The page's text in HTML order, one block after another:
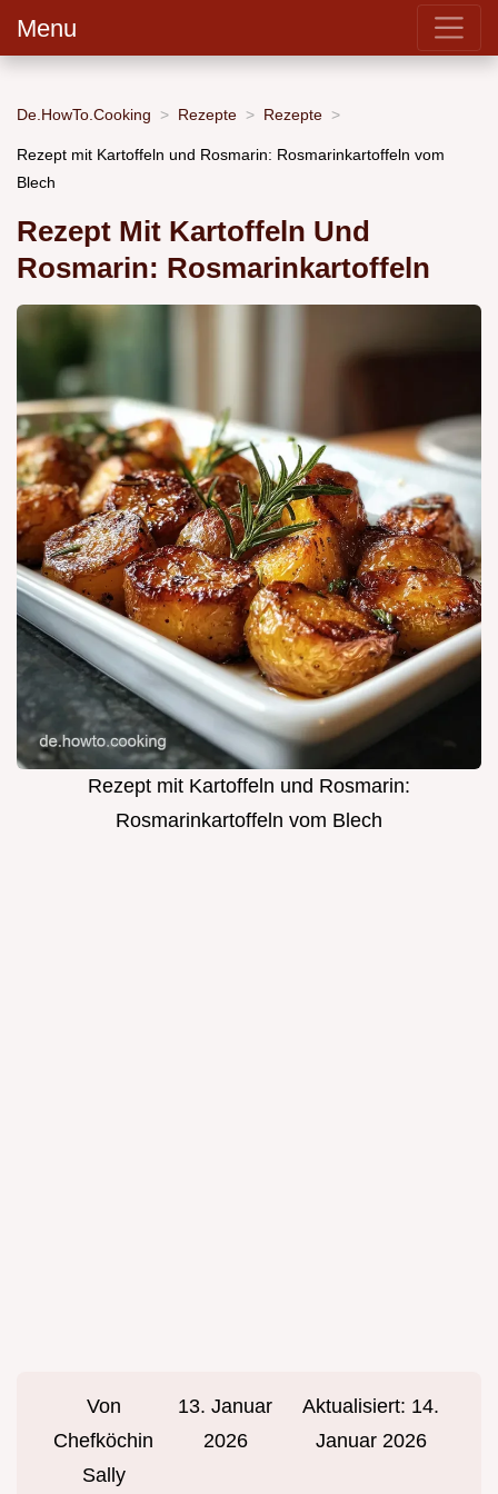
Menu
De.HowTo.Cooking Rezepte Rezepte
Rezept mit Kartoffeln und Rosmarin: Rosmarinkartoffeln vom
Blech
Rezept Mit Kartoffeln Und
Rosmarin: Rosmarinkartoffeln
Rezept mit Kartoffeln und Rosmarin:
Rosmarinkartoffeln vom Blech
Von
Chefköchin
Sally
13. Januar
2026
Aktualisiert: 14.
Januar 2026